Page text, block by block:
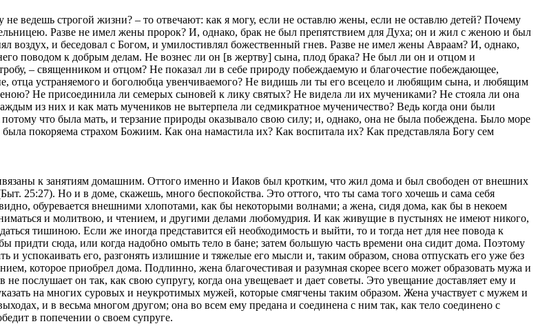
ведешь строгой жизни? – то отвечают: как я могу, если не оставлю жены, если не оставлю детей? Почему
Разве не имел жены пророк? И, однако, брак не был препятствием для Духа; он и жил с женою и был
воздух, и беседовал с Богом, и умилостивлял божественный гнев. Разве не имел жены Авраам? И, однако,
поводом к добрым делам. Не вознес ли он [в жертву] сына, плод брака? Не был ли он и отцом и
– священником и отцом? Не показал ли в себе природу побеждаемую и благочестие побеждающее,
отца устраняемого и боголюбца увенчиваемого? Не видишь ли ты его всецело и любящим сына, и любящим
Не присоединила ли семерых сыновей к лику святых? Не видела ли их мучениками? Не стояла ли она
из них и как мать мучеников не вытерпела ли седмикратное мученичество? Ведь когда они были
что была мать, и терзание природы оказывало свою силу; и, однако, она не была побеждена. Было море
покоряема страхом Божиим. Как она намастила их? Как воспитала их? Как представляла Богу сем
к занятиям домашним. Оттого именно и Иаков был кротким, что жил дома и был свободен от внешних
25:27). Но и в доме, скажешь, много беспокойства. Это оттого, что ты сама того хочешь и сама себя
обуревается внешними хлопотами, как бы некоторыми волнами; а жена, сидя дома, как бы в некоем
и молитвою, и чтением, и другими делами любомудрия. И как живущие в пустынях не имеют никого,
тишиною. Если же иногда представится ей необходимость и выйти, то и тогда нет для нее повода к
придти сюда, или когда надобно омыть тело в бане; затем большую часть времени она сидит дома. Поэтому
успокаивать его, разгонять излишние и тяжелые его мысли и, таким образом, снова отпускать его уже без
которое приобрел дома. Подлинно, жена благочестивая и разумная скорее всего может образовать мужа и
послушает он так, как свою супругу, когда она увещевает и дает советы. Это увещание доставляет ему и
на многих суровых и неукротимых мужей, которые смягчены таким образом. Жена участвует с мужем и
и в весьма многом другом; она во всем ему предана и соединена с ним так, как тело соединено с
в попечении о своем супруге.